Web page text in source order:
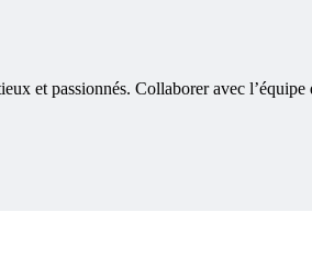
et passionnés. Collaborer avec